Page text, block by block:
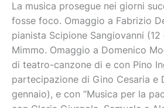
La musica prosegue nei giorni
fosse foco. Omaggio a Fabrizio
pianista Scipione Sangiovanni (12
Mimmo. Omaggio a Domenico
di teatro-canzone di e con Pino
partecipazione di Gino Cesaria e
gennaio), e con “Musica per la